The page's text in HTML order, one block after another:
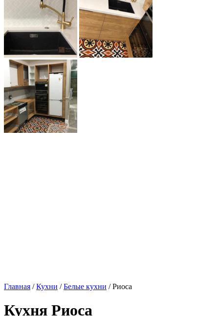
Главная /Кухни /Белые кухни / Риоса
Кухня Риоса